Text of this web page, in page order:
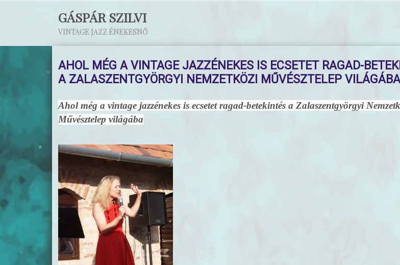
GÁSPÁR SZILVI
VINTAGE JAZZ ÉNEKESNŐ
AHOL MÉG A VINTAGE JAZZÉNEKES IS ECSETET RAGAD-
A ZALASZENTGYÖRGYI NEMZETKÖZI MŰVÉSZTELEP VILÁGÁBA
Ahol még a vintage jazzénekes is ecsetet ragad-betekintés a Zalaszentgyörgyi
Művésztelep világába